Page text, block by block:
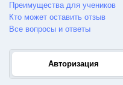
Преимущества для учеников
Кто может оставить отзыв
Все вопросы и ответы
Авторизация